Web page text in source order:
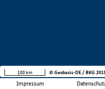
Impressum
100 km © Geobasis-DE / BKG